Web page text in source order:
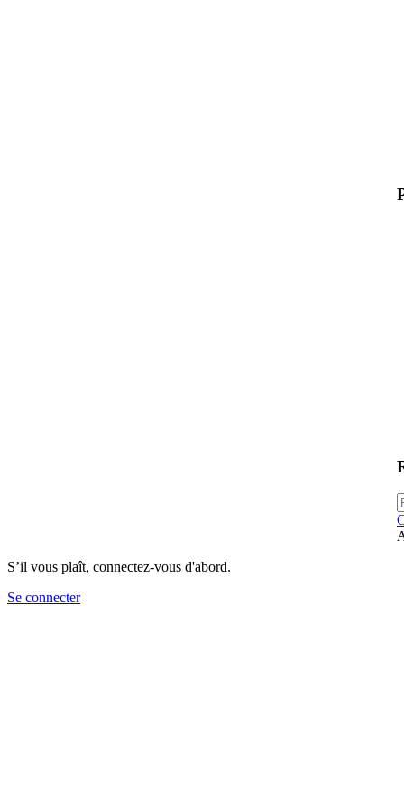
S’il vous plaît, connectez-vous d'abord.
Se connecter